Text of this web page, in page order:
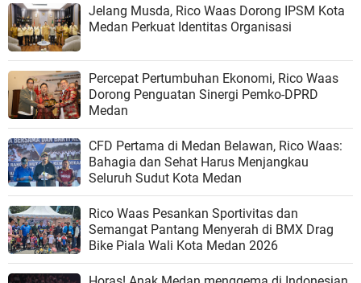
Jelang Musda, Rico Waas Dorong IPSM Kota
Medan Perkuat Identitas Organisasi
Percepat Pertumbuhan Ekonomi, Rico Waas
Dorong Penguatan Sinergi Pemko-DPRD
Medan
CFD Pertama di Medan Belawan, Rico Waas:
Bahagia dan Sehat Harus Menjangkau
Seluruh Sudut Kota Medan
Rico Waas Pesankan Sportivitas dan
Semangat Pantang Menyerah di BMX Drag
Bike Piala Wali Kota Medan 2026